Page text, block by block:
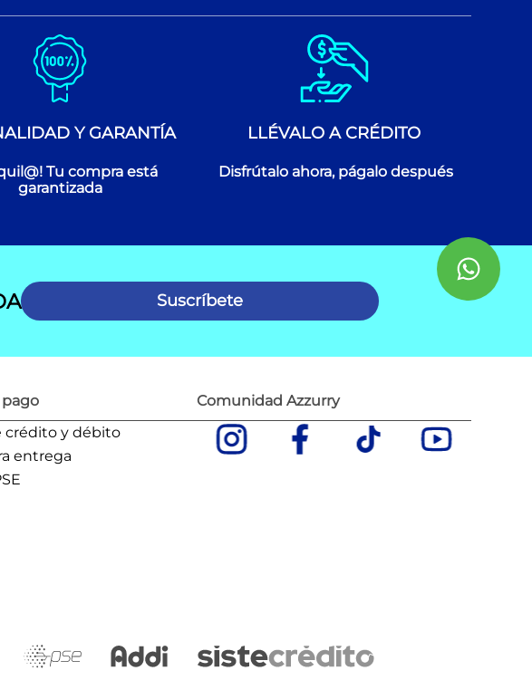
Y GARANTÍA
Tu compra está
garantizada
LLÉVALO A CRÉDITO
Disfrútalo ahora, págalo después
Suscríbete
crédito y débito
entrega
Comunidad Azzurry